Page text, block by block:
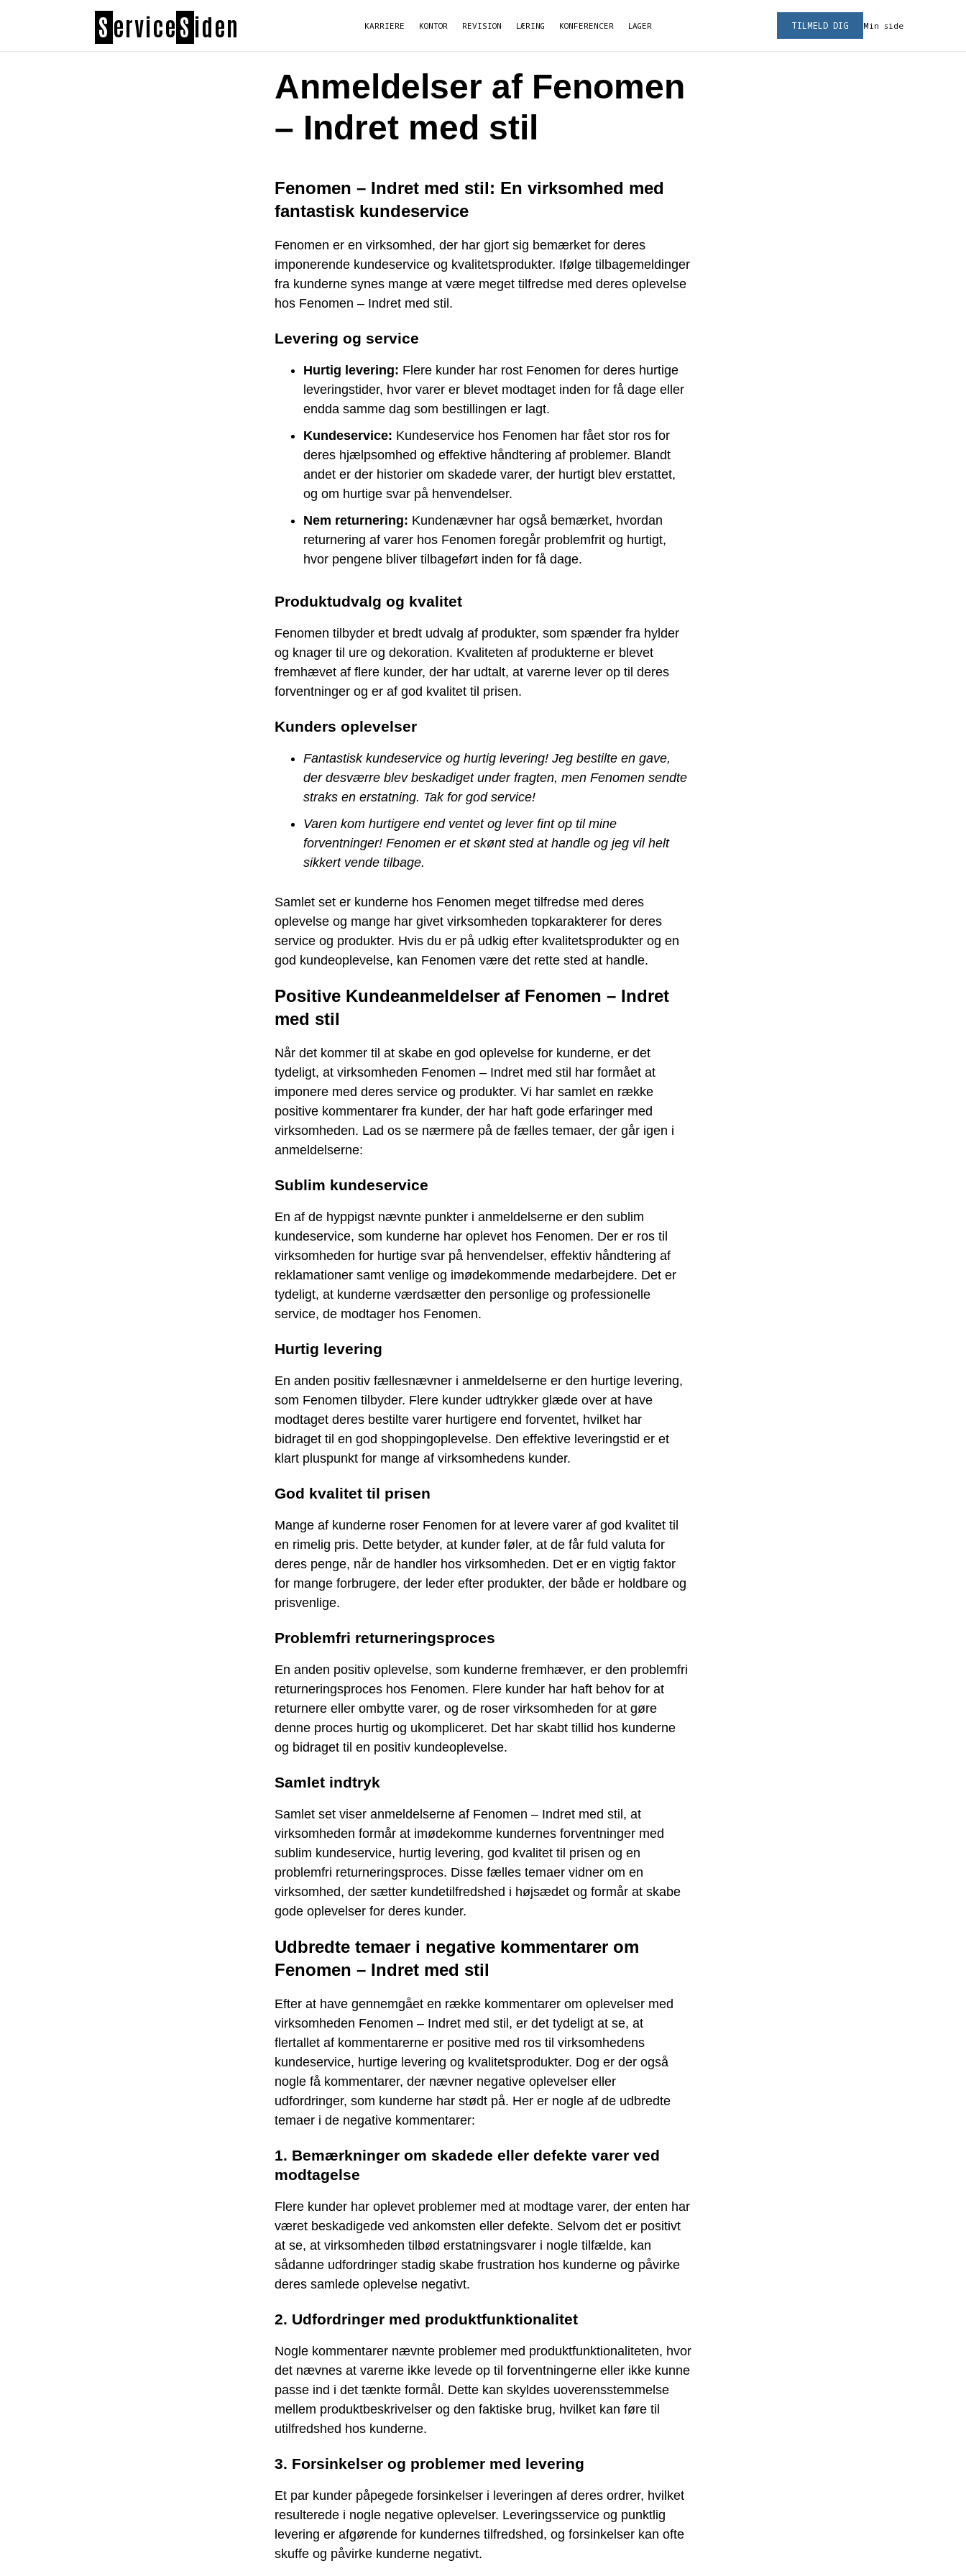
S erviceS iden KARRIERE KONTOR REVISION LÆRING KONFERENCER LAGER Min side
TILMELD DIG
Anmeldelser af Fenomen
– Indret med stil
Fenomen – Indret med stil: En virksomhed med
fantastisk kundeservice
Fenomen er en virksomhed, der har gjort sig bemærket for deres
imponerende kundeservice og kvalitetsprodukter. Ifølge tilbagemeldinger
fra kunderne synes mange at være meget tilfredse med deres oplevelse
hos Fenomen – Indret med stil.
Levering og service
Hurtig levering: Flere kunder har rost Fenomen for deres hurtige
leveringstider, hvor varer er blevet modtaget inden for få dage eller
endda samme dag som bestillingen er lagt.
Kundeservice: Kundeservice hos Fenomen har fået stor ros for
deres hjælpsomhed og effektive håndtering af problemer. Blandt
andet er der historier om skadede varer, der hurtigt blev erstattet,
og om hurtige svar på henvendelser.
Nem returnering: Kundenævner har også bemærket, hvordan
returnering af varer hos Fenomen foregår problemfrit og hurtigt,
hvor pengene bliver tilbageført inden for få dage.
Produktudvalg og kvalitet
Fenomen tilbyder et bredt udvalg af produkter, som spænder fra hylder
og knager til ure og dekoration. Kvaliteten af produkterne er blevet
fremhævet af flere kunder, der har udtalt, at varerne lever op til deres
forventninger og er af god kvalitet til prisen.
Kunders oplevelser
Fantastisk kundeservice og hurtig levering! Jeg bestilte en gave,
der desværre blev beskadiget under fragten, men Fenomen sendte
straks en erstatning. Tak for god service!
Varen kom hurtigere end ventet og lever fint op til mine
forventninger! Fenomen er et skønt sted at handle og jeg vil helt
sikkert vende tilbage.
Samlet set er kunderne hos Fenomen meget tilfredse med deres
oplevelse og mange har givet virksomheden topkarakterer for deres
service og produkter. Hvis du er på udkig efter kvalitetsprodukter og en
god kundeoplevelse, kan Fenomen være det rette sted at handle.
Positive Kundeanmeldelser af Fenomen – Indret
med stil
Når det kommer til at skabe en god oplevelse for kunderne, er det
tydeligt, at virksomheden Fenomen – Indret med stil har formået at
imponere med deres service og produkter. Vi har samlet en række
positive kommentarer fra kunder, der har haft gode erfaringer med
virksomheden. Lad os se nærmere på de fælles temaer, der går igen i
anmeldelserne:
Sublim kundeservice
En af de hyppigst nævnte punkter i anmeldelserne er den sublim
kundeservice, som kunderne har oplevet hos Fenomen. Der er ros til
virksomheden for hurtige svar på henvendelser, effektiv håndtering af
reklamationer samt venlige og imødekommende medarbejdere. Det er
tydeligt, at kunderne værdsætter den personlige og professionelle
service, de modtager hos Fenomen.
Hurtig levering
En anden positiv fællesnævner i anmeldelserne er den hurtige levering,
som Fenomen tilbyder. Flere kunder udtrykker glæde over at have
modtaget deres bestilte varer hurtigere end forventet, hvilket har
bidraget til en god shoppingoplevelse. Den effektive leveringstid er et
klart pluspunkt for mange af virksomhedens kunder.
God kvalitet til prisen
Mange af kunderne roser Fenomen for at levere varer af god kvalitet til
en rimelig pris. Dette betyder, at kunder føler, at de får fuld valuta for
deres penge, når de handler hos virksomheden. Det er en vigtig faktor
for mange forbrugere, der leder efter produkter, der både er holdbare og
prisvenlige.
Problemfri returneringsproces
En anden positiv oplevelse, som kunderne fremhæver, er den problemfri
returneringsproces hos Fenomen. Flere kunder har haft behov for at
returnere eller ombytte varer, og de roser virksomheden for at gøre
denne proces hurtig og ukompliceret. Det har skabt tillid hos kunderne
og bidraget til en positiv kundeoplevelse.
Samlet indtryk
Samlet set viser anmeldelserne af Fenomen – Indret med stil, at
virksomheden formår at imødekomme kundernes forventninger med
sublim kundeservice, hurtig levering, god kvalitet til prisen og en
problemfri returneringsproces. Disse fælles temaer vidner om en
virksomhed, der sætter kundetilfredshed i højsædet og formår at skabe
gode oplevelser for deres kunder.
Udbredte temaer i negative kommentarer om
Fenomen – Indret med stil
Efter at have gennemgået en række kommentarer om oplevelser med
virksomheden Fenomen – Indret med stil, er det tydeligt at se, at
flertallet af kommentarerne er positive med ros til virksomhedens
kundeservice, hurtige levering og kvalitetsprodukter. Dog er der også
nogle få kommentarer, der nævner negative oplevelser eller
udfordringer, som kunderne har stødt på. Her er nogle af de udbredte
temaer i de negative kommentarer:
1. Bemærkninger om skadede eller defekte varer ved
modtagelse
Flere kunder har oplevet problemer med at modtage varer, der enten har
været beskadigede ved ankomsten eller defekte. Selvom det er positivt
at se, at virksomheden tilbød erstatningsvarer i nogle tilfælde, kan
sådanne udfordringer stadig skabe frustration hos kunderne og påvirke
deres samlede oplevelse negativt.
2. Udfordringer med produktfunktionalitet
Nogle kommentarer nævnte problemer med produktfunktionaliteten, hvor
det nævnes at varerne ikke levede op til forventningerne eller ikke kunne
passe ind i det tænkte formål. Dette kan skyldes uoverensstemmelse
mellem produktbeskrivelser og den faktiske brug, hvilket kan føre til
utilfredshed hos kunderne.
3. Forsinkelser og problemer med levering
Et par kunder påpegede forsinkelser i leveringen af deres ordrer, hvilket
resulterede i nogle negative oplevelser. Leveringsservice og punktlig
levering er afgørende for kundernes tilfredshed, og forsinkelser kan ofte
skuffe og påvirke kunderne negativt.